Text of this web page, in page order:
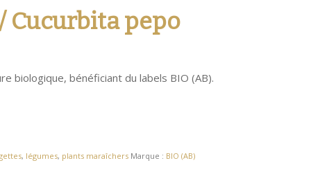
Cucurbita pepo
biologique, bénéficiant du labels BIO (AB).
, légumes, plants maraîchers Marque : BIO (AB)